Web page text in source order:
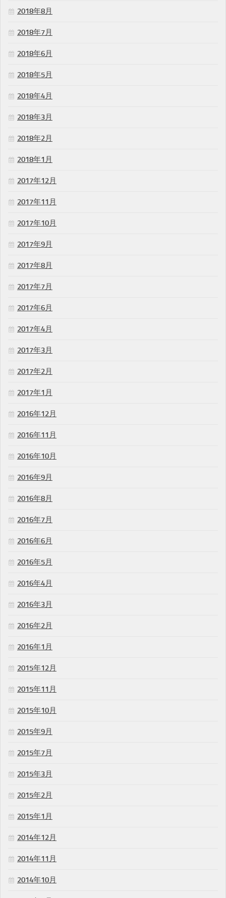
2018年8月
2018年7月
2018年6月
2018年5月
2018年4月
2018年3月
2018年2月
2018年1月
2017年12月
2017年11月
2017年10月
2017年9月
2017年8月
2017年7月
2017年6月
2017年4月
2017年3月
2017年2月
2017年1月
2016年12月
2016年11月
2016年10月
2016年9月
2016年8月
2016年7月
2016年6月
2016年5月
2016年4月
2016年3月
2016年2月
2016年1月
2015年12月
2015年11月
2015年10月
2015年9月
2015年7月
2015年3月
2015年2月
2015年1月
2014年12月
2014年11月
2014年10月